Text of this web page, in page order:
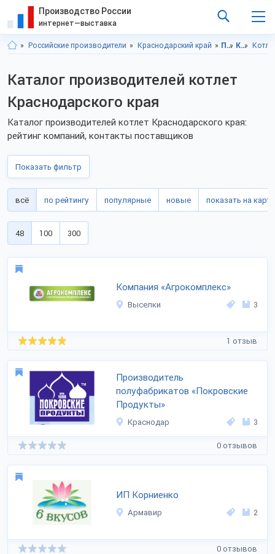
Производство России
интернет—выставка
Российские производители Краснодарский край Продукты питания Кулинария
Каталог производителей котлет
Краснодарского края
Каталог производителей котлет Краснодарского края:
рейтинг компаний, контакты поставщиков
Показать фильтр
всё по рейтингу популярные новые показать на карте
48 100 300
Компания «Агрокомплекс»
Выселки 3
1 отзыв
Производитель
полуфабрикатов «Покровские
Продукты»
Краснодар 3
0 отзывов
ИП Корниенко
Армавир 2
0 отзывов